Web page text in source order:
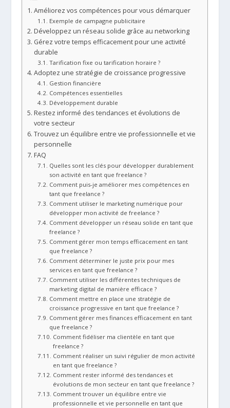
Améliorez vos compétences pour vous démarquer
Exemple de campagne publicitaire
Développez un réseau solide grâce au networking
Gérez votre temps efficacement pour une activité
durable
Tarification fixe ou tarification horaire ?
Adoptez une stratégie de croissance progressive
Gestion financière
Compétences essentielles
Développement durable
Restez informé des tendances et évolutions de
votre secteur
Trouvez un équilibre entre vie professionnelle et vie
personnelle
FAQ
Quelles sont les clés pour développer durablement
son activité en tant que freelance ?
Comment puis-je améliorer mes compétences en
tant que freelance ?
Comment utiliser le marketing numérique pour
développer mon activité de freelance ?
Comment développer un réseau solide en tant que
freelance ?
Comment gérer mon temps efficacement en tant
que freelance ?
Comment déterminer le juste prix pour mes
services en tant que freelance ?
Comment utiliser les différentes techniques de
marketing digital de manière efficace ?
Comment mettre en place une stratégie de
croissance progressive en tant que freelance ?
Comment gérer mes finances efficacement en tant
que freelance ?
Comment fidéliser ma clientèle en tant que
freelance ?
Comment réaliser un suivi régulier de mon activité
en tant que freelance ?
Comment rester informé des tendances et
évolutions de mon secteur en tant que freelance ?
Comment trouver un équilibre entre vie
professionnelle et vie personnelle en tant que